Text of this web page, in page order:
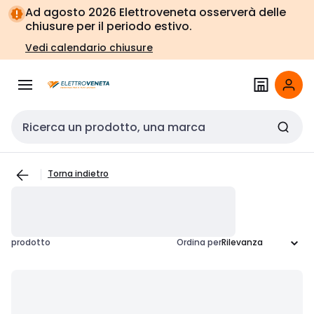
Vai alla
navigazione
Vai
alla
pagina
Ad agosto 2026 Elettroveneta osserverà delle
chiusure per il periodo estivo.
Vedi calendario chiusure
Cerca input
Torna indietro
prodotto Ordina per